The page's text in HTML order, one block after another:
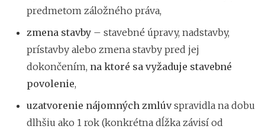
predmetom záložného práva,
zmena stavby – stavebné úpravy, nadstavby,
prístavby alebo zmena stavby pred jej
dokončením, na ktoré sa vyžaduje stavebné
povolenie,
uzatvorenie nájomných zmlúvspravidla na dobu
dlhšiu ako 1 rok (konkrétna dĺžka závisí od